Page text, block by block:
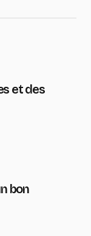
et des
bon